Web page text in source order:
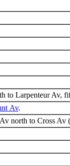
to Larpenteur Av,
Av.
north to Cross Av